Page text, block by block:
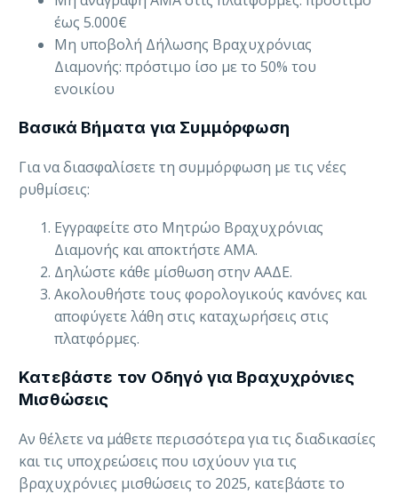
έως 5.000€
Μη υποβολή Δήλωσης Βραχυχρόνιας
Διαμονής: πρόστιμο ίσο με το 50% του
ενοικίου
Βασικά Βήματα για Συμμόρφωση
Για να διασφαλίσετε τη συμμόρφωση με τις νέες
ρυθμίσεις:
Εγγραφείτε στο Μητρώο Βραχυχρόνιας
Διαμονής και αποκτήστε ΑΜΑ.
Δηλώστε κάθε μίσθωση στην ΑΑΔΕ.
Ακολουθήστε τους φορολογικούς κανόνες και
αποφύγετε λάθη στις καταχωρήσεις στις
πλατφόρμες.
Κατεβάστε τον Οδηγό για Βραχυχρόνιες
Μισθώσεις
Αν θέλετε να μάθετε περισσότερα για τις διαδικασίες
και τις υποχρεώσεις που ισχύουν για τις
βραχυχρόνιες μισθώσεις το 2025, κατεβάστε το